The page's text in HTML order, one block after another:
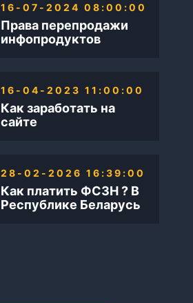
Права перепродажи
инфопродуктов
16-07-2024 08:00:00
Как заработать на
сайте
16-04-2023 11:00:00
Как платить ФСЗН ? В
Республике Беларусь
28-02-2026 16:39:00